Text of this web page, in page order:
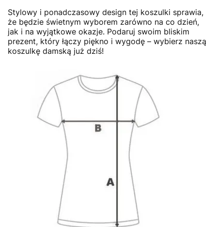
Stylowy i ponadczasowy design tej koszulki sprawia,
że będzie świetnym wyborem zarówno na co dzień,
jak i na wyjątkowe okazje. Podaruj swoim bliskim
prezent, który łączy piękno i wygodę – wybierz naszą
koszulkę damską już dziś!